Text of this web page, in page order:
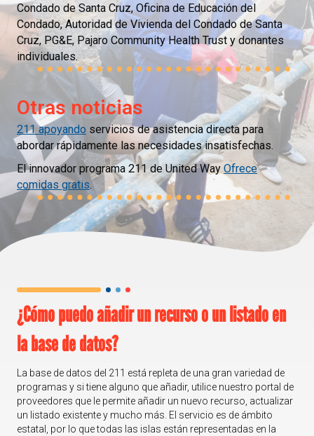
Condado de Santa Cruz, Oficina de Educación del
Condado, Autoridad de Vivienda del Condado de Santa
Cruz, PG&E, Pajaro Community Health Trust y donantes
individuales.
Otras noticias
211 apoyando servicios de asistencia directa para
abordar rápidamente las necesidades insatisfechas.
El innovador programa 211 de United Way Ofrece
comidas gratis
¿Cómo puedo añadir un recurso o un listado en
la base de datos?
La base de datos del 211 está repleta de una gran variedad de
programas y si tiene alguno que añadir, utilice nuestro portal de
proveedores que le permite añadir un nuevo recurso, actualizar
un listado existente y mucho más. El servicio es de ámbito
estatal, por lo que todas las islas están representadas en la